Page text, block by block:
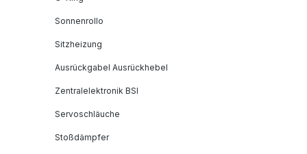
Sonnenrollo
Sitzheizung
Ausrückgabel Ausrückhebel
Zentralelektronik BSI
Servoschläuche
Stoßdämpfer